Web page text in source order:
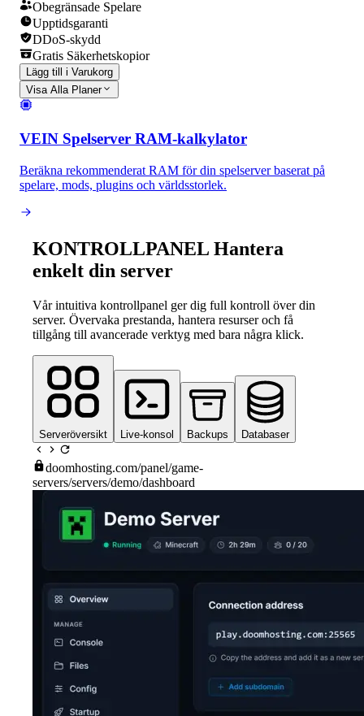
Obegränsade Spelare
Upptidsgaranti
DDoS-skydd
Gratis Säkerhetskopior
Lägg till i Varukorg
Visa Alla Planer
VEIN Spelserver RAM-kalkylator
Beräkna rekommenderat RAM för din spelserver baserat på
spelare, mods, plugins och världsstorlek.
KONTROLLPANEL Hantera
enkelt din server
Vår intuitiva kontrollpanel ger dig full kontroll över din
server. Övervaka prestanda, hantera resurser och få
tillgång till avancerade verktyg med bara några klick.
Serveröversikt Live-konsol Backups Databaser
doomhosting.com/panel/game-
servers/servers/demo/dashboard